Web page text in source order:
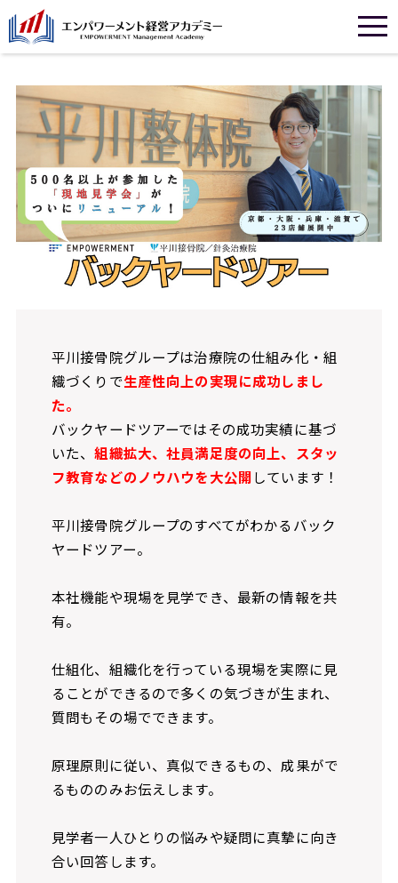
平川接骨院グループは治療院の仕組み化・組
織づくりで生産性向上の実現に成功しまし
た。
バックヤードツアーではその成功実績に基づ
いた、組織拡大、社員満足度の向上、スタッ
フ教育などのノウハウを大公開しています！
平川接骨院グループのすべてがわかるバック
ヤードツアー。
本社機能や現場を見学でき、最新の情報を共
有。
仕組化、組織化を行っている現場を実際に見
ることができるので多くの気づきが生まれ、
質問もその場でできます。
原理原則に従い、真似できるもの、成果がで
るもののみお伝えします。
見学者一人ひとりの悩みや疑問に真摯に向き
合い回答します。